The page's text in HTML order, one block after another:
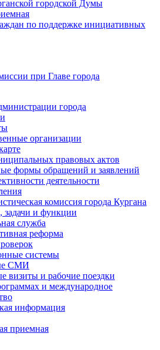
городской Думы
по поддержке инициативных
при Главе города
города
организации
правовых актов
формы обращений и заявлений
деятельности
комиссия города Кургана
задачи и функции
служба
реформа
системы
СМИ
визиты и рабочие поездки
и международное
информация
приемная